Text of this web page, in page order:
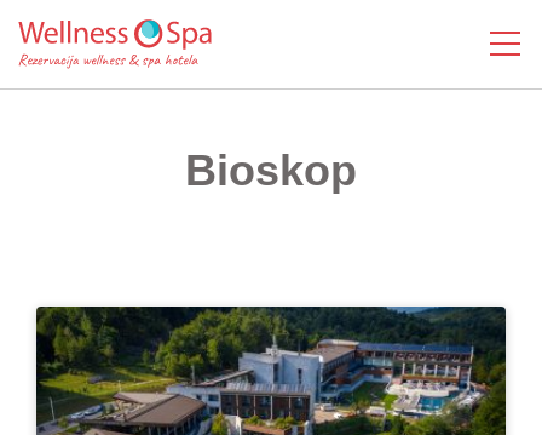
Bioskop